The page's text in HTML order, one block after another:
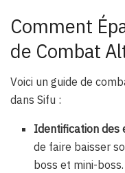
Comment
de Combat
Voici un guide de
dans Sifu :
Identification des
de faire baisser
boss et mini-